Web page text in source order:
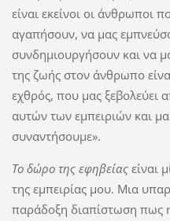
είναι εκείνοι οι άνθρωποι
αγαπήσουν, να μας
συνδημιουργήσουν και να
της ζωής στον άνθρωπο
εχθρός, που μας ξεβολεύει
αυτών των εμπειριών και
συναντήσουμε».
Το δώρο της εφηβείαςείναι
της εμπειρίας μου. Μια
παράδοξη διαπίστωση πως